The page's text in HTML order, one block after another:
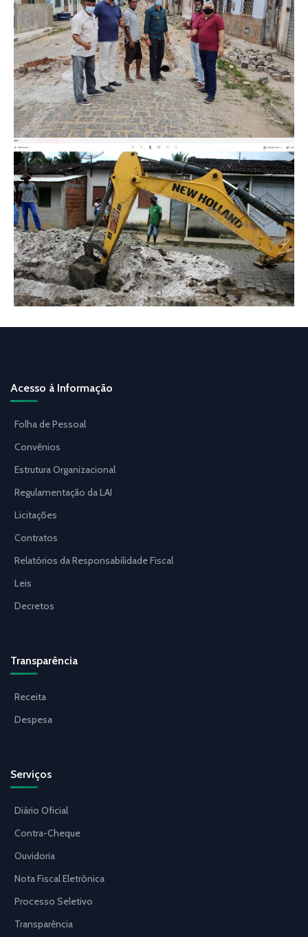
Acesso à Informação
Folha de Pessoal
Convênios
Estrutura Organizacional
Regulamentação da LAI
Licitações
Contratos
Relatórios da Responsabilidade Fiscal
Leis
Decretos
Transparência
Receita
Despesa
Serviços
Diário Oficial
Contra-Cheque
Ouvidoria
Nota Fiscal Eletrônica
Processo Seletivo
Transparência